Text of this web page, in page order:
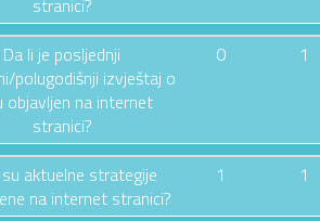
stranici?
Da li je posljednji
polugodišnji izvještaj o
objavljen na internet
stranici?
0 1
aktuelne strategije
na internet stranici?
1 1